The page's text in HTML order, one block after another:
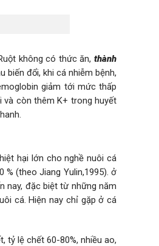
không có thức ăn,thành
biến đổi, khi cá nhiễm bệnh,
giảm tới mức thấp
và còn thêm K+ trong huyết
hại lớn cho nghề nuôi cá
(theo Jiang Yulin,1995). ở
nay, đặc biệt từ những năm
cá. Hiện nay chỉ gặp ở cá
tỷ lệ chết 60-80%, nhiều ao,